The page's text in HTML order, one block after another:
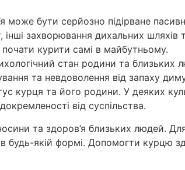
бути серйозно підірване
захворювання дихальних шляхів та
курити самі в майбутньому.
стан родини та
та невдоволення від запаху
курця та його родини. У деяких
від суспільства.
та здоров’я близьких людей.
будь-якій формі. Допомогти курцю